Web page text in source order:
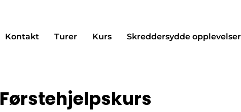
Kontakt Turer Kurs Skreddersydde opplevelser
Førstehjelpskurs